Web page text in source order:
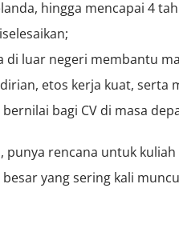
hingga mencapai 4
di luar negeri membantu
etos kerja kuat, serta
bagi CV di masa
punya rencana untuk
yang sering kali